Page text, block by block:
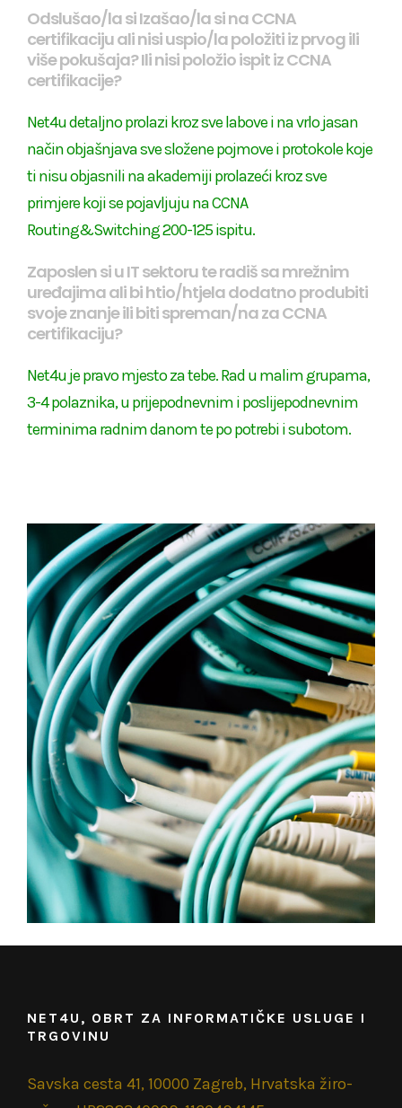
Odslušao/la si Izašao/la si na CCNA
certifikaciju ali nisi uspio/la položiti iz prvog ili
više pokušaja? Ili nisi položio ispit iz CCNA
certifikacije?
Net4u detaljno prolazi kroz sve labove i na vrlo jasan
način objašnjava sve složene pojmove i protokole koje
ti nisu objasnili na akademiji prolazeći kroz sve
primjere koji se pojavljuju na CCNA
Routing&Switching 200-125 ispitu.
Zaposlen si u IT sektoru te radiš sa mrežnim
uređajima ali bi htio/htjela dodatno produbiti
svoje znanje ili biti spreman/na za CCNA
certifikaciju?
Net4u je pravo mjesto za tebe. Rad u malim grupama,
3-4 polaznika, u prijepodnevnim i poslijepodnevnim
terminima radnim danom te po potrebi i subotom.
NET4U, OBRT ZA INFORMATIČKE USLUGE I
TRGOVINU
Savska cesta 41, 10000 Zagreb, Hrvatska žiro-